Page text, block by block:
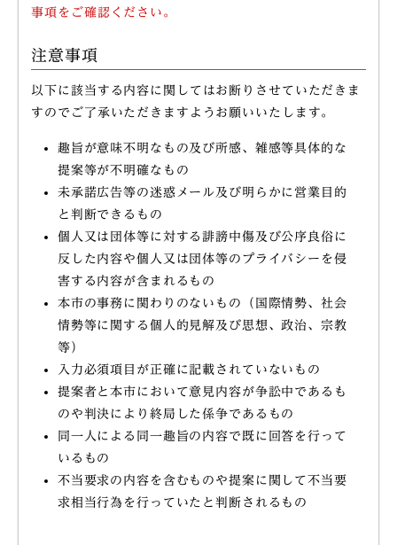
事項をご確認ください。
注意事項
以下に該当する内容に関してはお断りさせていただきま
すのでご了承いただきますようお願いいたします。
趣旨が意味不明なもの及び所感、雑感等具体的な
提案等が不明確なもの
未承諾広告等の迷惑メール及び明らかに営業目的
と判断できるもの
個人又は団体等に対する誹謗中傷及び公序良俗に
反した内容や個人又は団体等のプライバシーを侵
害する内容が含まれるもの
本市の事務に関わりのないもの（国際情勢、社会
情勢等に関する個人的見解及び思想、政治、宗教
等）
入力必須項目が正確に記載されていないもの
提案者と本市において意見内容が争訟中であるも
のや判決により終局した係争であるもの
同一人による同一趣旨の内容で既に回答を行って
いるもの
不当要求の内容を含むものや提案に関して不当要
求相当行為を行っていたと判断されるもの